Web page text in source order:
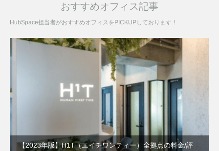
おすすめオフィス記事
HubSpace担当者がおすすめオフィスをPICKUPしております！
【2023年版】H1T（エイチワンティー）全拠点の料金/評